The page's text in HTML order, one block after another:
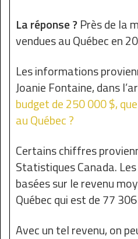
La réponse ?Près de la
vendues au Québec en
Les informations
Joanie Fontaine, dans
budget de 250 000 $,
au Québec ?
Certains chiffres
Statistiques Canada.
basées sur le revenu
Québec qui est de 77
Avec un tel revenu, on